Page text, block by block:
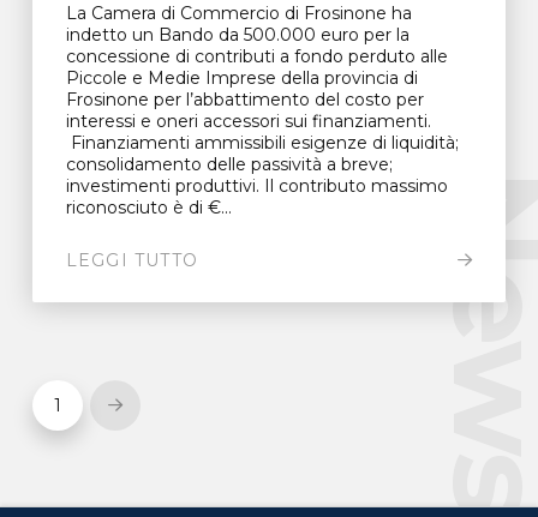
La Camera di Commercio di Frosinone ha
indetto un Bando da 500.000 euro per la
concessione di contributi a fondo perduto alle
Piccole e Medie Imprese della provincia di
Frosinone per l’abbattimento del costo per
interessi e oneri accessori sui finanziamenti.
Finanziamenti ammissibili esigenze di liquidità;
consolidamento delle passività a breve;
investimenti produttivi. Il contributo massimo
riconosciuto è di €...
LEGGI TUTTO
1 Next